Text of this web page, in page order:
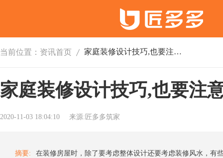
当前位置： 资讯首页 家庭装修设计技巧,也要注意风水讲究
家庭装修设计技巧,也要注
2020-11-03 18:04:10 来源:匠多多筑家
摘要: